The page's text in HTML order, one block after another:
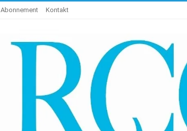
Abonnement Kontakt